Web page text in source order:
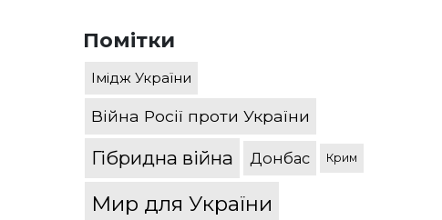
Помітки
Імідж України
Війна Росії проти України
Гібридна війна Донбас Крим
Мир для України